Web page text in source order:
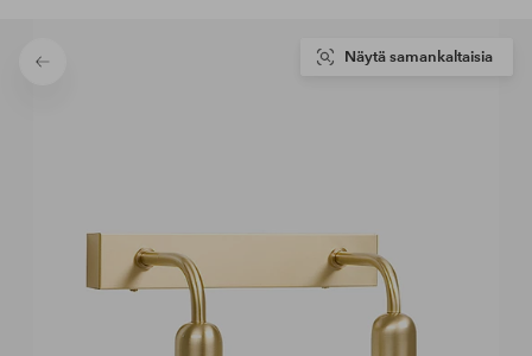
Takaisin
Näytä samankaltaisia